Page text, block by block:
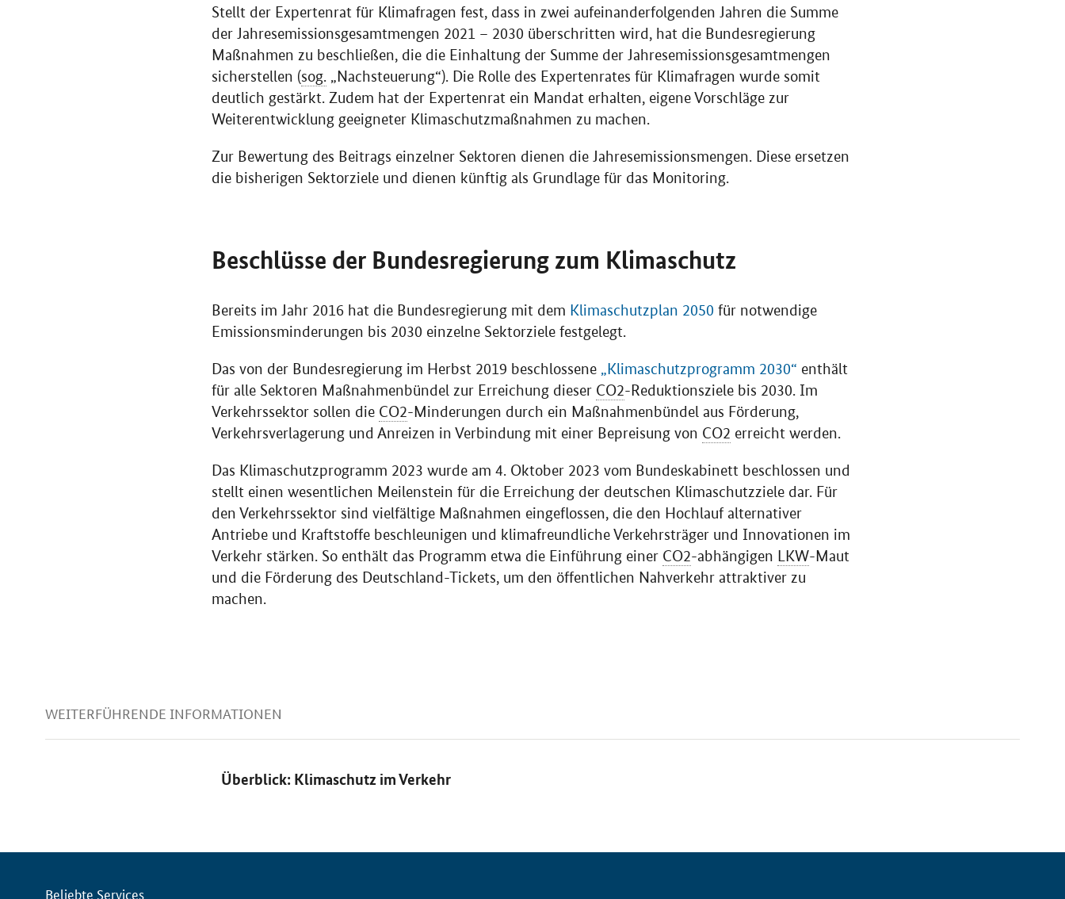
Stellt der Expertenrat für Klimafragen fest, dass in zwei aufeinanderfolgenden Jahren die Summe
der Jahresemissionsgesamtmengen 2021 – 2030 überschritten wird, hat die Bundesregierung
Maßnahmen zu beschließen, die die Einhaltung der Summe der Jahresemissionsgesamtmengen
sicherstellen (sog. „Nachsteuerung“). Die Rolle des Expertenrates für Klimafragen wurde somit
deutlich gestärkt. Zudem hat der Expertenrat ein Mandat erhalten, eigene Vorschläge zur
Weiterentwicklung geeigneter Klimaschutzmaßnahmen zu machen.
Zur Bewertung des Beitrags einzelner Sektoren dienen die Jahresemissionsmengen. Diese ersetzen
die bisherigen Sektorziele und dienen künftig als Grundlage für das Monitoring.
Beschlüsse der Bundesregierung zum Klimaschutz
Bereits im Jahr 2016 hat die Bundesregierung mit dem Klimaschutzplan 2050 für notwendige
Emissionsminderungen bis 2030 einzelne Sektorziele festgelegt.
Das von der Bundesregierung im Herbst 2019 beschlossene „Klimaschutzprogramm 2030“ enthält
für alle Sektoren Maßnahmenbündel zur Erreichung dieser CO2-Reduktionsziele bis 2030. Im
Verkehrssektor sollen die CO2-Minderungen durch ein Maßnahmenbündel aus Förderung,
Verkehrsverlagerung und Anreizen in Verbindung mit einer Bepreisung von CO2 erreicht werden.
Das Klimaschutzprogramm 2023 wurde am 4. Oktober 2023 vom Bundeskabinett beschlossen und
stellt einen wesentlichen Meilenstein für die Erreichung der deutschen Klimaschutzziele dar. Für
den Verkehrssektor sind vielfältige Maßnahmen eingeflossen, die den Hochlauf alternativer
Antriebe und Kraftstoffe beschleunigen und klimafreundliche Verkehrsträger und Innovationen im
Verkehr stärken. So enthält das Programm etwa die Einführung einer CO2-abhängigen LKW-Maut
und die Förderung des Deutschland-Tickets, um den öffentlichen Nahverkehr attraktiver zu
machen.
WEITERFÜHRENDE INFORMATIONEN
Überblick: Klimaschutz im Verkehr
Servicemenü
Beliebte Services